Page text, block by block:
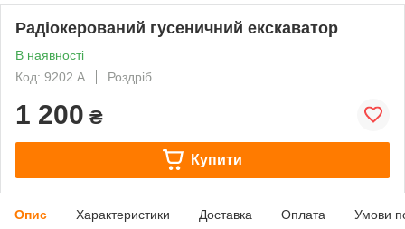
Радіокерований гусеничний екскаватор
В наявності
Код: 9202 A
Роздріб
1 200 ₴
Купити
Опис Характеристики Доставка Оплата Умови